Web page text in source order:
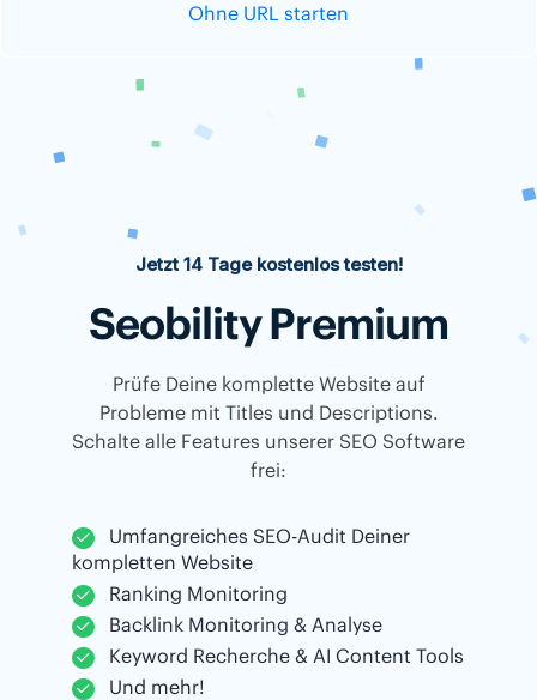
Ohne URL starten
Jetzt 14 Tage kostenlos testen!
Seobility Premium
Prüfe Deine komplette Website auf
Probleme mit Titles und Descriptions.
Schalte alle Features unserer SEO Software
frei:
Umfangreiches SEO-Audit Deiner
kompletten Website
Ranking Monitoring
Backlink Monitoring & Analyse
Keyword Recherche & AI Content Tools
Und mehr!